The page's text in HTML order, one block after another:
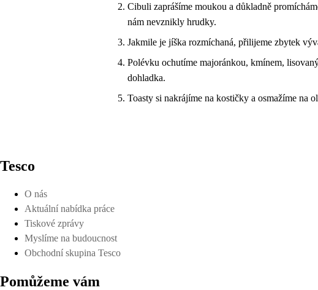
Cibuli zaprášíme moukou a důkladně
nám nevznikly hrudky.
Jakmile je jíška rozmíchaná, přilijeme zbytek
Polévku ochutíme majoránkou, kmínem,
dohladka.
Toasty si nakrájíme na kostičky a osmažíme na
Tesco
O nás
Aktuální nabídka práce
Tiskové zprávy
Myslíme na budoucnost
Obchodní skupina Tesco
Pomůžeme vám